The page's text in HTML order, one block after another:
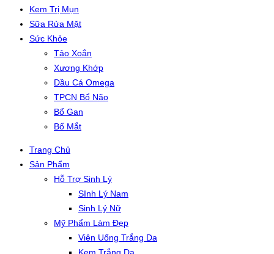
Kem Trị Mụn
Sữa Rửa Mặt
Sức Khỏe
Tảo Xoắn
Xương Khớp
Dầu Cá Omega
TPCN Bổ Não
Bổ Gan
Bổ Mắt
Trang Chủ
Sản Phẩm
Hỗ Trợ Sinh Lý
SInh Lý Nam
Sinh Lý Nữ
Mỹ Phẩm Làm Đẹp
Viên Uống Trắng Da